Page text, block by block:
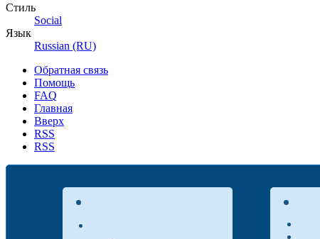
Стиль
Social
Язык
Russian (RU)
Обратная связь
Помощь
FAQ
Главная
Вверх
RSS
RSS